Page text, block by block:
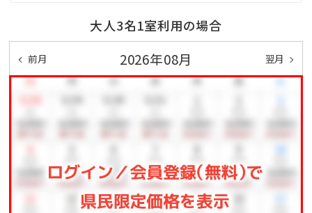
3つの趣き異なる貸切風呂はいずれも源泉かけ流し。
予約は不要です。空いている時に何度でもご自由にどう
ぞ。
大人3名1室利用の場合
前月 2026年08月 翌月